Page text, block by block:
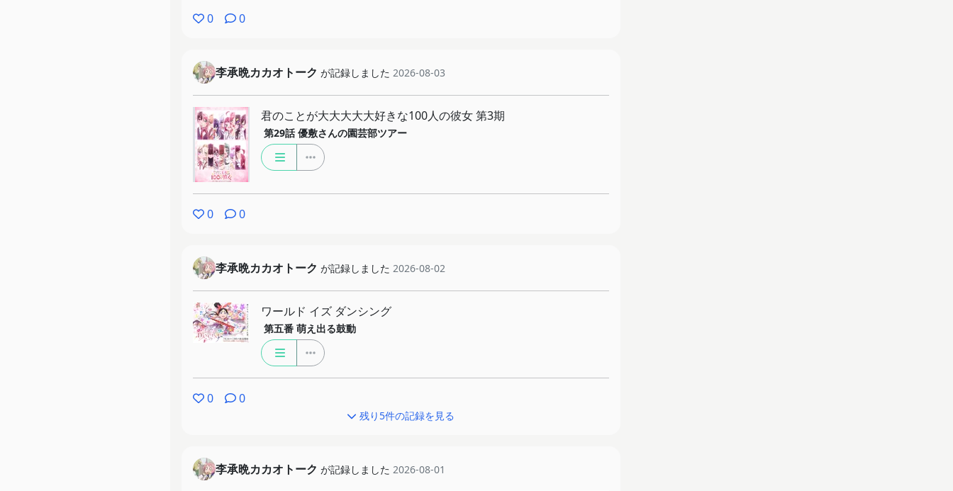
0 0
李承晩カカオトーク が記録しました 2026-08-03
君のことが大大大大大好きな100人の彼女 第3期
第29話 優敷さんの園芸部ツアー
0 0
李承晩カカオトーク が記録しました 2026-08-02
ワールド イズ ダンシング
第五番 萌え出る鼓動
0 0
残り5件の記録を見る
李承晩カカオトーク が記録しました 2026-08-01